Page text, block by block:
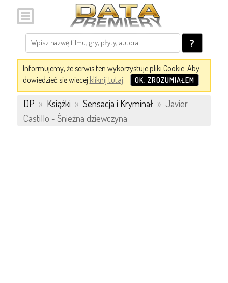
?
Informujemy, że serwis ten wykorzystuje pliki Cookie. Aby
dowiedzieć się więcej kliknij tutaj. OK, ZROZUMIAŁEM
DP » Książki » Sensacja i Kryminał » Javier
Castillo - Śnieżna dziewczyna